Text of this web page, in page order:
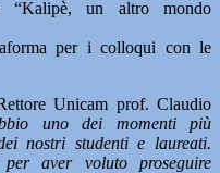
“Kalipè, un altro mondo
per i colloqui con le
Unicam prof. Claudio
uno dei momenti più
nostri studenti e laureati.
aver voluto proseguire